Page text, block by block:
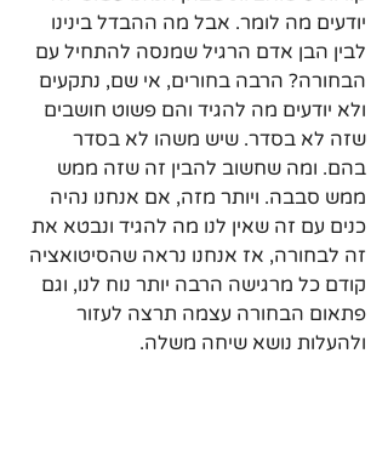
יודעים מה לומר. אבל מה ההבדל בינינו
לבין הבן אדם הרגיל שמנסה להתחיל עם
הבחורה? הרבה בחורים, אי שם, נתקעים
ולא יודעים מה להגיד והם פשוט חושבים
שזה לא בסדר. שיש משהו לא בסדר
בהם. ומה שחשוב להבין זה שזה ממש
ממש סבבה. ויותר מזה, אם אנחנו נהיה
כנים עם זה שאין לנו מה להגיד ונבטא את
זה לבחורה, אז אנחנו נראה שהסיטואציה
קודם כל מרגישה הרבה יותר נוח לנו, וגם
פתאום הבחורה עצמה תרצה לעזור
ולהעלות נושא שיחה משלה.